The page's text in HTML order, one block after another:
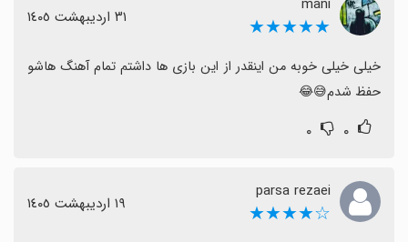
mani
★★★★★ ٣١ اردیبهشت ١٤٠٥
حفظ شدم😅😂
۰ ۰
parsa rezaei
☆★★★★ ١٩ اردیبهشت ١٤٠٥